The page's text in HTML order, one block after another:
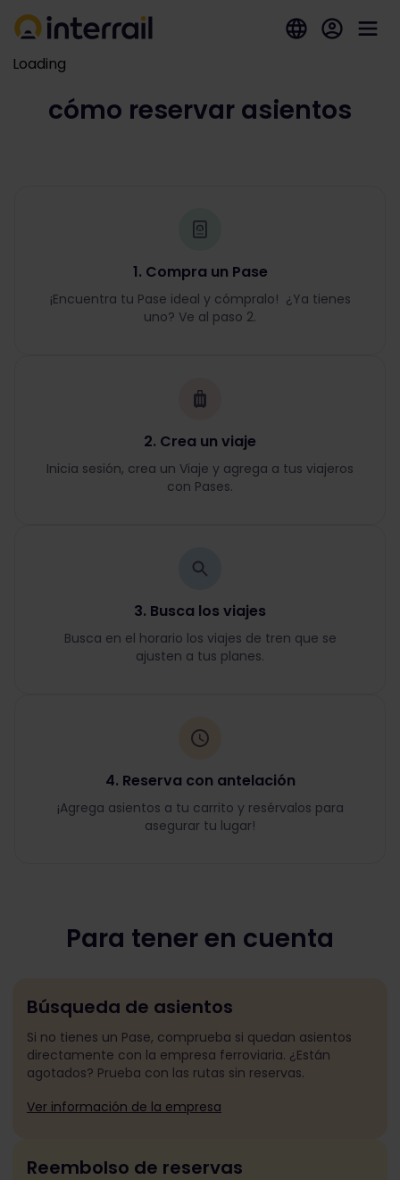
Loading
cómo reservar asientos
1. Compra un Pase
¡Encuentra tu Pase ideal y cómpralo! ¿Ya tienes
uno? Ve al paso 2.
2. Crea un viaje
Inicia sesión, crea un Viaje y agrega a tus viajeros
con Pases.
3. Busca los viajes
Busca en el horario los viajes de tren que se
ajusten a tus planes.
4. Reserva con antelación
¡Agrega asientos a tu carrito y resérvalos para
asegurar tu lugar!
Para tener en cuenta
Búsqueda de asientos
Si no tienes un Pase, comprueba si quedan asientos
directamente con la empresa ferroviaria. ¿Están
agotados? Prueba con las rutas sin reservas.
Ver información de la empresa
Reembolso de reservas